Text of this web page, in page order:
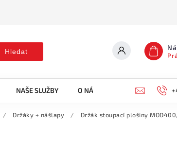
Hledat
NAŠE SLUŽBY O NÁS KONTAKTY
/ Držáky + nášlapy / Držák stoupací plošiny